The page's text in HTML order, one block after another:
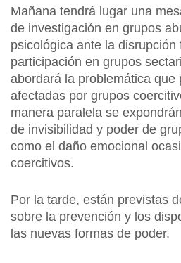
Mañana tendrá lugar una
de investigación en grupos
psicológica ante la disrupción
participación en grupos
abordará la problemática que
afectadas por grupos
manera paralela se
de invisibilidad y poder de
como el daño emocional
coercitivos.
Por la tarde, están previstas
sobre la prevención y los
las nuevas formas de poder.